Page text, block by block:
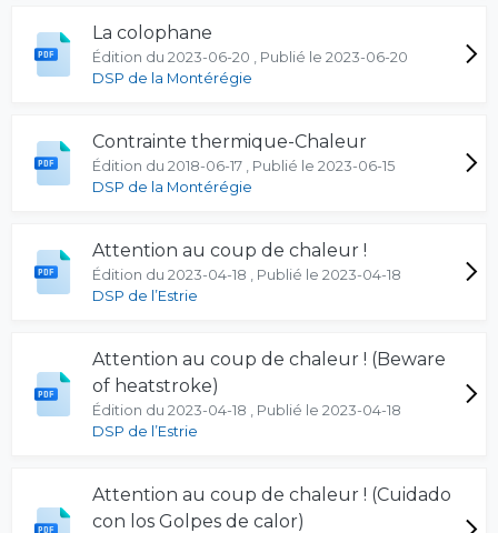
La colophane
Édition du 2023-06-20 , Publié le 2023-06-20
DSP de la Montérégie
Contrainte thermique-Chaleur
Édition du 2018-06-17 , Publié le 2023-06-15
DSP de la Montérégie
Attention au coup de chaleur !
Édition du 2023-04-18 , Publié le 2023-04-18
DSP de l’Estrie
Attention au coup de chaleur ! (Beware
of heatstroke)
Édition du 2023-04-18 , Publié le 2023-04-18
DSP de l’Estrie
Attention au coup de chaleur ! (Cuidado
con los Golpes de calor)